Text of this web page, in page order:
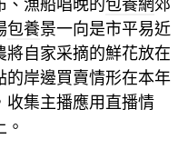
、漁船唱晚的包養網郊
包養景一向是市平易近
自家采摘的鮮花放在
的岸邊買賣情形在本年
收集主播應用直播情